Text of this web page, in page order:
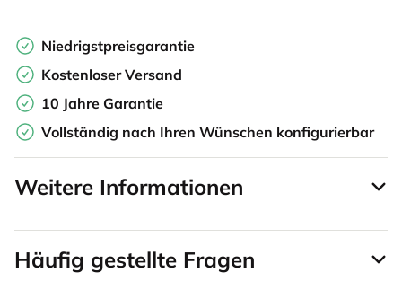
Niedrigstpreisgarantie
Kostenloser Versand
10 Jahre Garantie
Vollständig nach Ihren Wünschen konfigurierbar
Weitere Informationen
Häufig gestellte Fragen